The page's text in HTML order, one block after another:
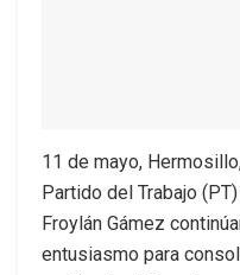
11 de mayo,
Partido del Trabajo
Froylán Gámez
entusiasmo para